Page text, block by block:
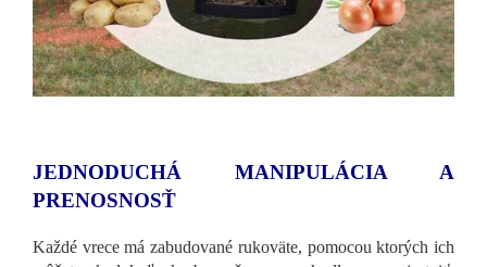
JEDNODUCHÁ MANIPULÁCIA A
PRENOSNOSŤ
Každé vrece má zabudované rukoväte, pomocou ktorých ich